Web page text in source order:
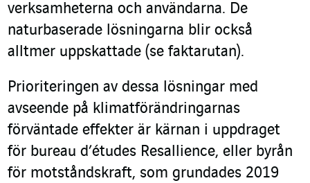
verksamheterna och användarna. De
naturbaserade lösningarna blir också
alltmer uppskattade (se faktarutan).
Prioriteringen av dessa lösningar med
avseende på klimatförändringarnas
förväntade effekter är kärnan i uppdraget
för bureau d’études Resallience, eller byrån
för motståndskraft, som grundades 2019